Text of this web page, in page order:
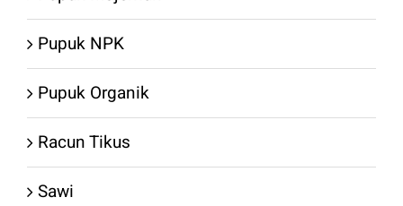
Pupuk NPK
Pupuk Organik
Racun Tikus
Sawi